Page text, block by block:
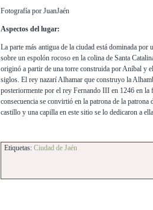
Fotografía por JuanJaén
Aspectos del lugar:
La parte más antigua de la ciudad está dominada por
sobre un espolón rocoso en la colina de Santa
originó a partir de una torre construida por Aníbal y
siglos. El rey nazarí Alhamar que construyo la
posteriormente por el rey Fernando III en 1246 en la
consecuencia se convirtió en la patrona de la
castillo y una capilla en este sitio se lo dedicaron a
Etiquetas: Ciudad de Jaén